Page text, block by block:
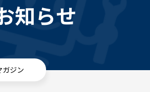
知らせ
ジン